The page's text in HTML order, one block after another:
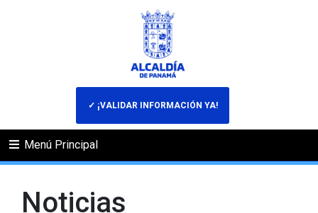
✓ ¡VALIDAR INFORMACIÓN YA!
Menú Principal
Noticias